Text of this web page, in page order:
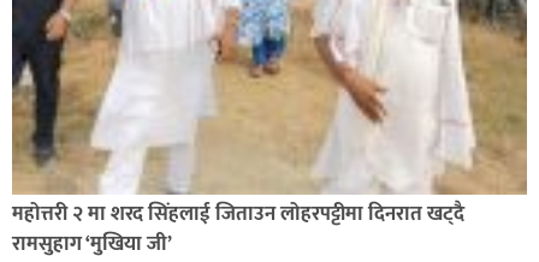
रक्तदान सेवामा जिल्लामै दोस्रो स्थान ल्याएकोमा जनमत नेताद्वय
रेडक्रस सिराहा द्वारा सम्मानित
महोत्तरी २ मा शरद सिंहलाई जिताउन लोहरपट्टीमा दिनरात खट्दै
रामसुहाग ‘मुखिया जी’